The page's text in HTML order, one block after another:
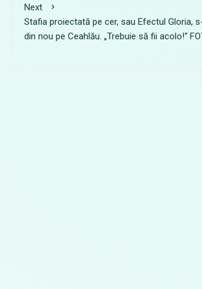
Next
Stafia proiectată pe cer, sau Efectul Gloria,
din nou pe Ceahlău. „Trebuie să fii acolo!“